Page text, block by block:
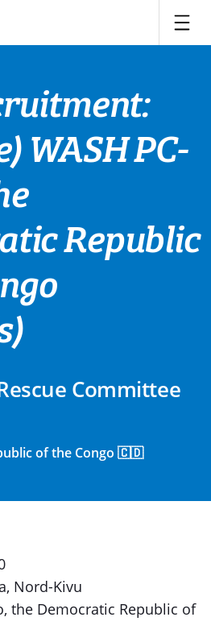
WASH PC-
Republic
Committee
of the Congo 🇨🇩
Nord-Kivu
the Democratic Republic of